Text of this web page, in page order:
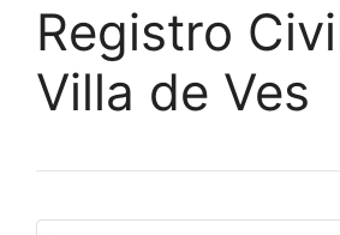
Registro
Villa de Ves